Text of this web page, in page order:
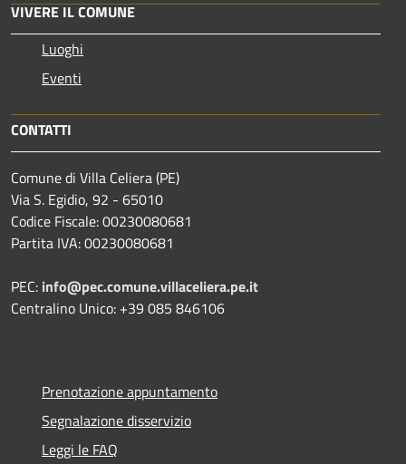
VIVERE IL COMUNE
Luoghi
Eventi
CONTATTI
Comune di Villa Celiera (PE)
Via S. Egidio, 92 - 65010
Codice Fiscale: 00230080681
Partita IVA: 00230080681
PEC: info@pec.comune.villaceliera.pe.it
Centralino Unico: +39 085 846106
Prenotazione appuntamento
Segnalazione disservizio
Leggi le FAQ